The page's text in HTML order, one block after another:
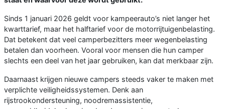
Sinds 1 januari 2026 geldt voor kampeerauto’s niet langer het
kwarttarief, maar het halftarief voor de motorrijtuigenbelasting.
Dat betekent dat veel camperbezitters meer wegenbelasting
betalen dan voorheen. Vooral voor mensen die hun camper
slechts een deel van het jaar gebruiken, kan dat merkbaar zijn.
Daarnaast krijgen nieuwe campers steeds vaker te maken met
verplichte veiligheidssystemen. Denk aan
rijstrookondersteuning, noodremassistentie,